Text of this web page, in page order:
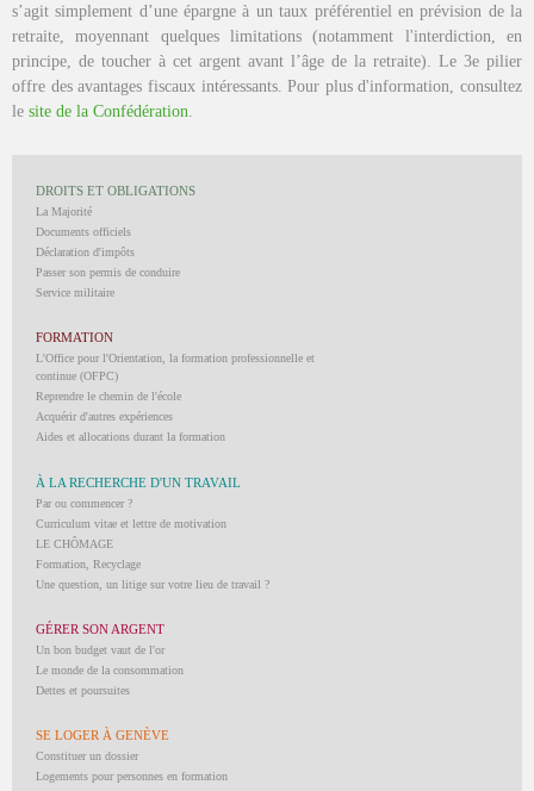
s’agit simplement d’une épargne à un taux préférentiel en prévision de la
retraite, moyennant quelques limitations (notamment l'interdiction, en
principe, de toucher à cet argent avant l’âge de la retraite). Le 3e pilier
offre des avantages fiscaux intéressants. Pour plus d'information, consultez
le site de la Confédération
DROITS ET OBLIGATIONS
La Majorité
Documents officiels
Déclaration d'impôts
Passer son permis de conduire
Service militaire
FORMATION
L'Office pour l'Orientation, la formation professionnelle et
continue (OFPC)
Reprendre le chemin de l'école
Acquérir d'autres expériences
Aides et allocations durant la formation
À LA RECHERCHE D'UN TRAVAIL
Par ou commencer ?
Curriculum vitae et lettre de motivation
LE CHÔMAGE
Formation, Recyclage
Une question, un litige sur votre lieu de travail ?
GÉRER SON ARGENT
Un bon budget vaut de l'or
Le monde de la consommation
Dettes et poursuites
SE LOGER À GENÈVE
Constituer un dossier
Logements pour personnes en formation